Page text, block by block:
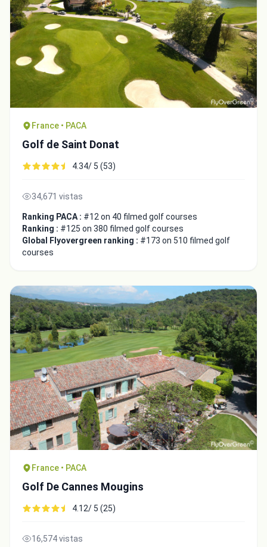
France • PACA
Golf de Saint Donat
4.34/ 5 (53)
34,671 vistas
Ranking PACA : #12 on 40 filmed golf courses
Ranking : #125 on 380 filmed golf courses
Global Flyovergreen ranking : #173 on 510 filmed golf
courses
France • PACA
Golf De Cannes Mougins
4.12/ 5 (25)
16,574 vistas